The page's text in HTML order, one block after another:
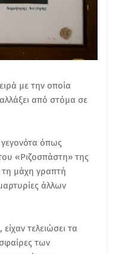
με την οποία
από στόμα σε
όπως
«Ριζοσπάστη» της
τη μάχη γραπτή
άλλων
τελειώσει τα
των